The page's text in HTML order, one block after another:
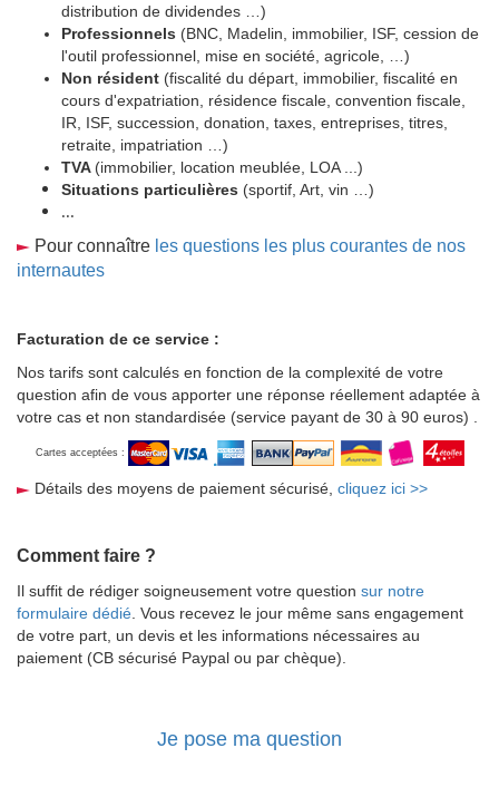
distribution de dividendes …)
Professionnels (BNC, Madelin, immobilier, ISF, cession de
l'outil professionnel, mise en société, agricole, …)
Non résident (fiscalité du départ, immobilier, fiscalité en
cours d'expatriation, résidence fiscale, convention fiscale,
IR, ISF, succession, donation, taxes, entreprises, titres,
retraite, impatriation …)
TVA (immobilier, location meublée, LOA ...)
Situations particulières (sportif, Art, vin …)
...
Pour connaître les questions les plus courantes de nos
internautes
Facturation de ce service :
Nos tarifs sont calculés en fonction de la complexité de votre
question afin de vous apporter une réponse réellement adaptée à
votre cas et non standardisée (service payant de 30 à 90 euros) .
Cartes acceptées :
Détails des moyens de paiement sécurisé, cliquez ici >>
Comment faire ?
Il suffit de rédiger soigneusement votre question sur notre
formulaire dédié. Vous recevez le jour même sans engagement
de votre part, un devis et les informations nécessaires au
paiement (CB sécurisé Paypal ou par chèque).
Je pose ma question